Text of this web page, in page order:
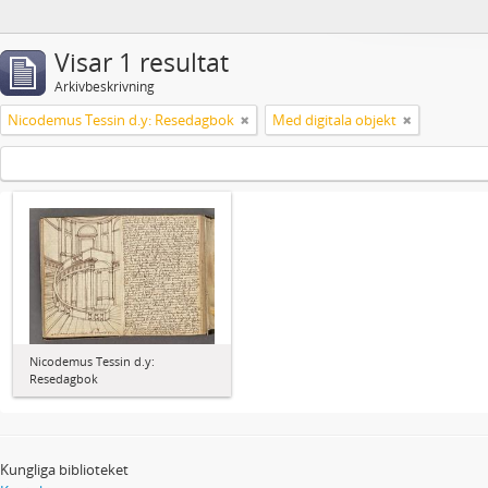
Visar 1 resultat
Arkivbeskrivning
Nicodemus Tessin d.y: Resedagbok Med digitala objekt
Nicodemus Tessin d.y:
Resedagbok
Kungliga biblioteket